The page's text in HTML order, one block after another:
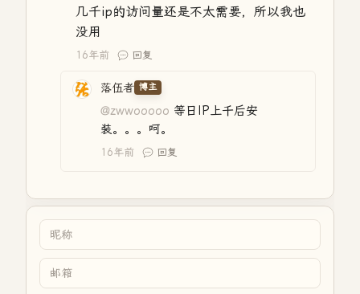
几千ip的访问量还是不太需要，所以我也
没用
16年前 回复
落伍者 博主
@zwwooooo 等日IP上千后安
装。。。呵。
16年前 回复